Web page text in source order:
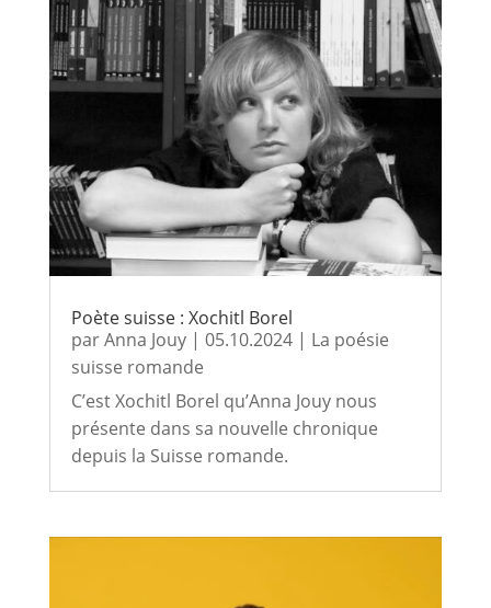
Poète suisse : Xochitl Borel
parAnna Jouy| 05.10.2024| La poésie
suisse romande
C’est Xochitl Borel qu’Anna Jouy nous
présente dans sa nouvelle chronique
depuis la Suisse romande.